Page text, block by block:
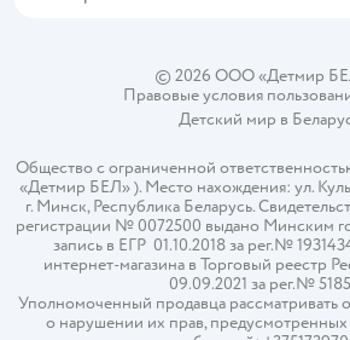
© 2026 ООО «Детмир
Правовые условия
Детский мир в
Общество с ограниченной
«Детмир БЕЛ» ). Место нахождения: ул.
г. Минск, Республика Беларусь.
регистрации № 0072500 выдано Минским
запись в ЕГР 01.10.2018 за рег.№
интернет-магазина в Торговый реестр
09.09.2021 за рег.№
Уполномоченный продавца рассматривать
о нарушении их прав, предусмотренных